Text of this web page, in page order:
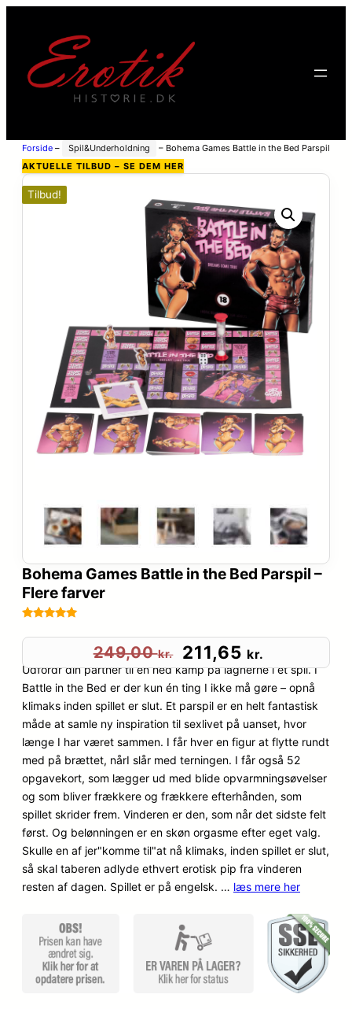
Forside – Spil&Underholdning – Bohema Games Battle in the Bed Parspil
– Flere farver
AKTUELLE TILBUD – SE DEM HER
Tilbud!
Bohema Games Battle in the Bed Parspil –
Flere farver
som
baseret på
kundebedø
mmelser
249,00kr.
D
e
n
o
p
r
i
n
d
e
l
i
211,65 kr.
e
n
a
k
t
u
e
l
l
p
Udfordr din partner til en hed kamp på lagnerne i et spil. I
Battle in the Bed er der kun én ting I ikke må gøre – opnå
klimaks inden spillet er slut. Et parspil er en helt fantastisk
måde at samle ny inspiration til sexlivet på uanset, hvor
længe I har været sammen. I får hver en figur at flytte rundt
med på brættet, nårI slår med terningen. I får også 52
opgavekort, som lægger ud med blide opvarmningsøvelser
og som bliver frækkere og frækkere efterhånden, som
spillet skrider frem. Vinderen er den, som når det sidste felt
først. Og belønningen er en skøn orgasme efter eget valg.
Skulle en af jer"komme til"at nå klimaks, inden spillet er slut,
så skal taberen adlyde ethvert erotisk pip fra vinderen
resten af dagen. Spillet er på engelsk. … læs mere her